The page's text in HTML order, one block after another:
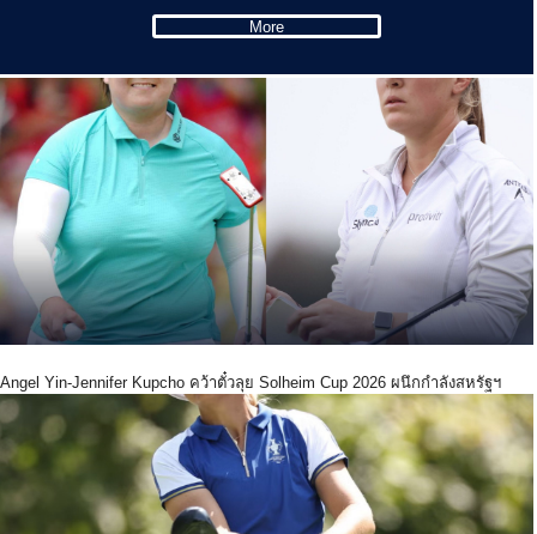
More
Angel Yin-Jennifer Kupcho คว้าตั๋วลุย Solheim Cup 2026 ผนึกกำลังสหรัฐฯ